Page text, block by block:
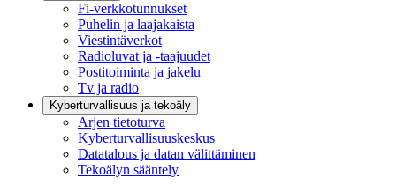
Fi-verkkotunnukset
Puhelin ja laajakaista
Viestintäverkot
Radioluvat ja -taajuudet
Postitoiminta ja jakelu
Tv ja radio
Kyberturvallisuus ja tekoäly
Arjen tietoturva
Kyberturvallisuuskeskus
Datatalous ja datan välittäminen
Tekoälyn sääntely